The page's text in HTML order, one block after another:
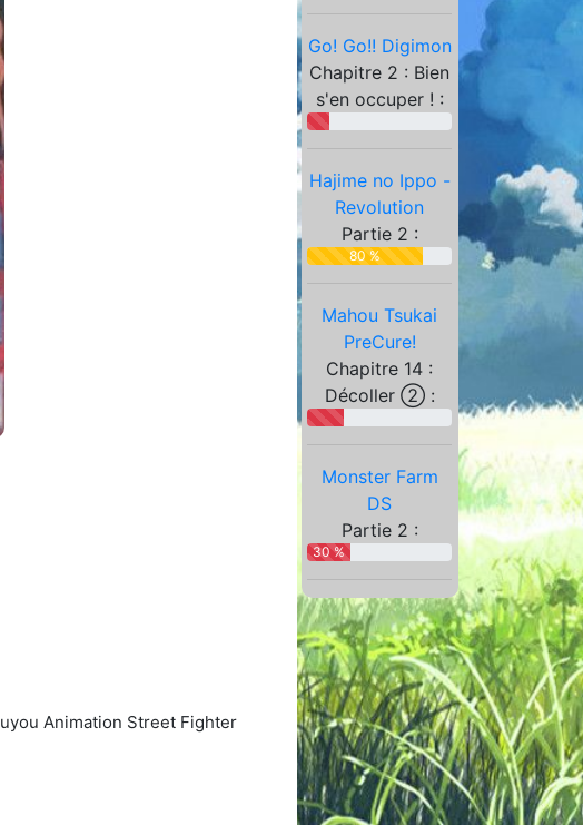
Go! Go!! Digimon
Chapitre 2 : Bien
s'en occuper ! :
Hajime no Ippo -
Revolution
Partie 2 :
80 %
Mahou Tsukai
PreCure!
Chapitre 14 :
Décoller ② :
Monster Farm
DS
Partie 2 :
30 %
Animation Street Fighter